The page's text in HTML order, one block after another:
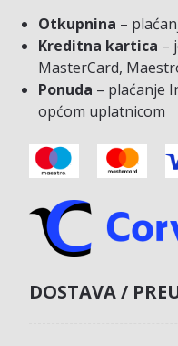
Otkupnina –
Kreditna kartica –
MasterCard,
Ponuda – plaćanje
općom uplatnicom
DOSTAVA /